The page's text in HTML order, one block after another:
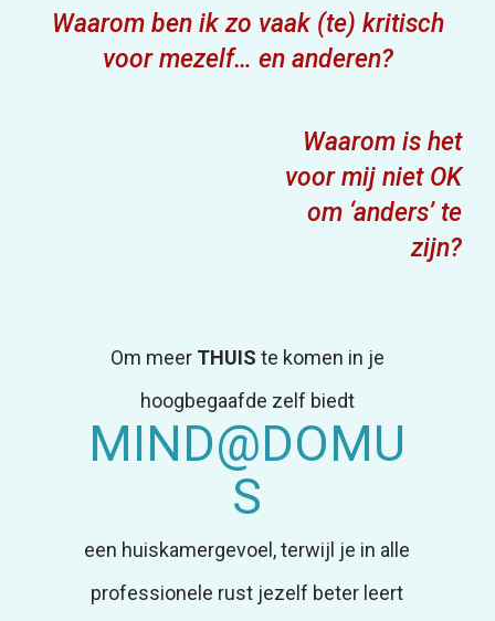
Waarom ben ik zo vaak (te) kritisch
voor mezelf… en anderen?
Waarom is het
voor mij niet OK
om ‘anders’ te
zijn?
Om meer THUIS te komen in je
hoogbegaafde zelf biedt
MIND@DOMU
S
een huiskamergevoel, terwijl je in alle
professionele rust jezelf beter leert